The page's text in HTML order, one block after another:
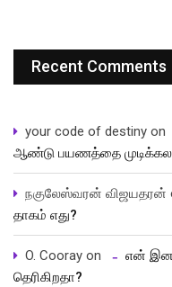
Recent Comments
your code of destiny on
ஆண்டு பயணத்தை
நகுலேஸ்வரன் விஜயதரன்
தாகம் எது?
O. Cooray on
என்
தெரிகிறதா?